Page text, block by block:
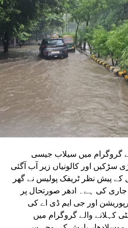
آخری تاریخ میں دو بار توسیع کی
کا انتخاب کر لیا گیا ہے۔این
کہ دونوں راستوں پر کام
ایجنسی کا انتخاب کیا گیا
پر تعمیراتی کام کرے گی۔
لیے منتخب کردہ ایجنسی لارسن
اینڈ ٹوبرو (L&T) ہے۔ سول ورک کی تخمینہ لاگت 1,200 کروڑ
جائیں گے۔ ان میں
سیکٹر-38A بوٹینیکل گارڈن، سیکٹر-44، نوئیڈا آفس، سیکٹر-96،
سیکٹر-97، سیکٹر-105، سیکٹر-108، سیکٹر-93، اور پنچشیل
گروگرام میں سیلاب جیسی
سڑکیں اور کالونیاں زیر آب آگئی
پیش نظر ٹریفک پولیس نے گھر
کی ہے۔ ادھر صورتحال پر
اور جی ایم ڈی اے کی
کہلانے والے گروگرام میں